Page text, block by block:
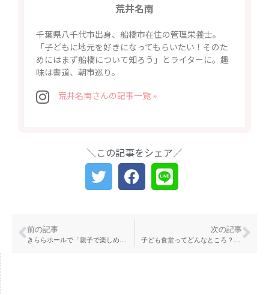
荒井名南
千葉県八千代市出身、船橋市在住の管理栄養士。
「子どもに地元を好きになってもらいたい！そのた
めにはまず船橋について知ろう」とライターに。趣
味は書道、朝市巡り。
荒井名南さんの記事一覧 »
＼この記事をシェア／
前の記事
きららホールで「親子で楽しめるJAZZコンサート」開催へ。ママ演奏家が「生演奏を楽しんで♪」
次の記事
子ども食堂ってどんなところ？夏見のおうち子ども食堂が主催する「防災ワークショップ」に行ってみた！